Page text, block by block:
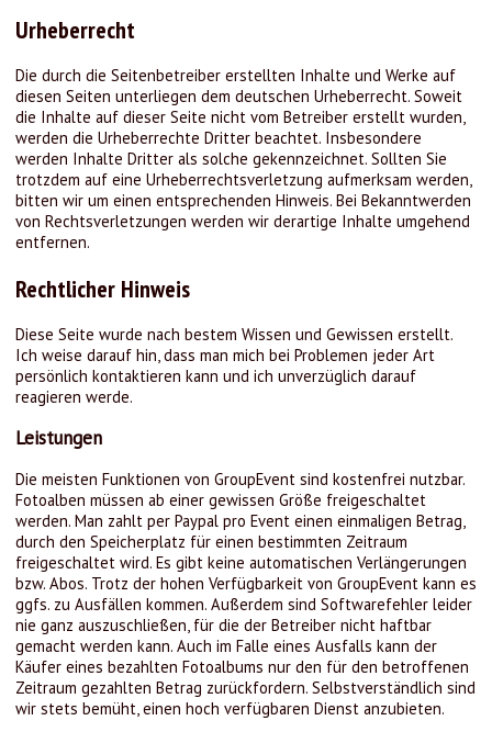
Urheberrecht
Die durch die Seitenbetreiber erstellten Inhalte und Werke auf
diesen Seiten unterliegen dem deutschen Urheberrecht. Soweit
die Inhalte auf dieser Seite nicht vom Betreiber erstellt wurden,
werden die Urheberrechte Dritter beachtet. Insbesondere
werden Inhalte Dritter als solche gekennzeichnet. Sollten Sie
trotzdem auf eine Urheberrechtsverletzung aufmerksam werden,
bitten wir um einen entsprechenden Hinweis. Bei Bekanntwerden
von Rechtsverletzungen werden wir derartige Inhalte umgehend
entfernen.
Rechtlicher Hinweis
Diese Seite wurde nach bestem Wissen und Gewissen erstellt.
Ich weise darauf hin, dass man mich bei Problemen jeder Art
persönlich kontaktieren kann und ich unverzüglich darauf
reagieren werde.
Leistungen
Die meisten Funktionen von GroupEvent sind kostenfrei nutzbar.
Fotoalben müssen ab einer gewissen Größe freigeschaltet
werden. Man zahlt per Paypal pro Event einen einmaligen Betrag,
durch den Speicherplatz für einen bestimmten Zeitraum
freigeschaltet wird. Es gibt keine automatischen Verlängerungen
bzw. Abos. Trotz der hohen Verfügbarkeit von GroupEvent kann es
ggfs. zu Ausfällen kommen. Außerdem sind Softwarefehler leider
nie ganz auszuschließen, für die der Betreiber nicht haftbar
gemacht werden kann. Auch im Falle eines Ausfalls kann der
Käufer eines bezahlten Fotoalbums nur den für den betroffenen
Zeitraum gezahlten Betrag zurückfordern. Selbstverständlich sind
wir stets bemüht, einen hoch verfügbaren Dienst anzubieten.